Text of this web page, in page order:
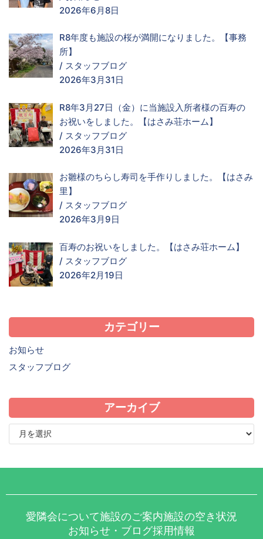
2026年6月8日
R8年度も施設の桜が満開になりました。【事務
所】
/ スタッフブログ
2026年3月31日
R8年3月27日（金）に当施設入所者様の百寿の
お祝いをしました。【はさみ荘ホーム】
/ スタッフブログ
2026年3月31日
お雛様のちらし寿司を手作りしました。【はさみ
里】
/ スタッフブログ
2026年3月9日
百寿のお祝いをしました。【はさみ荘ホーム】
/ スタッフブログ
2026年2月19日
カテゴリー
お知らせ
スタッフブログ
アーカイブ
愛隣会について施設のご案内施設の空き状況
お知らせ・ブログ採用情報